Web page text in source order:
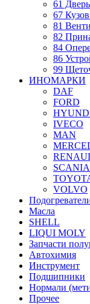
61
67
81
82
84
86
99
ИНОМАРКИ
DAF
FORD
IVECO
MAN
SCANIA
VOLVO
Масла
SHELL
LIQUI MOLY
Запчасти
Автохимия
Инструмент
Подшипники
Нормали
Прочее